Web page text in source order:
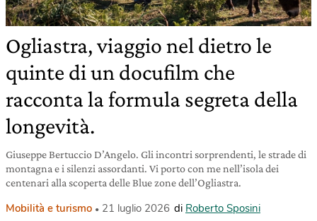
Ogliastra, viaggio nel dietro le
quinte di un docufilm che
racconta la formula segreta della
longevità.
Giuseppe Bertuccio D’Angelo. Gli incontri sorprendenti, le strade di
montagna e i silenzi assordanti. Vi porto con me nell’isola dei
centenari alla scoperta delle Blue zone dell’Ogliastra.
Mobilità e turismo 21 luglio 2026 di Roberto Sposini